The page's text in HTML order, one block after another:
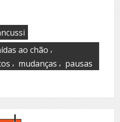
ao chão ,
, mudanças , pausas